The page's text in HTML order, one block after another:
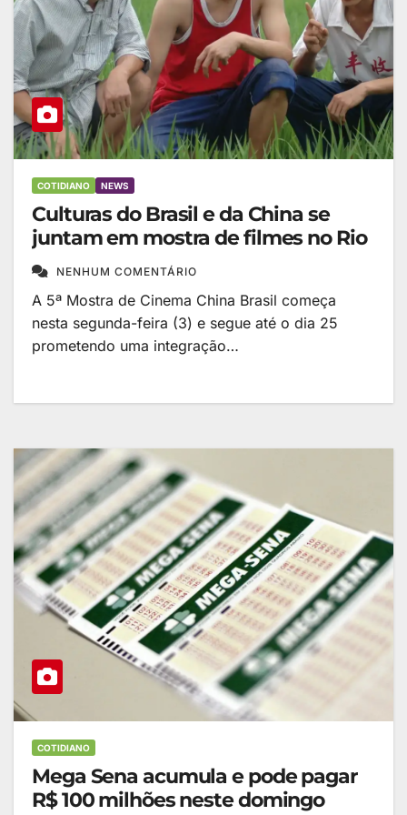
COTIDIANO NEWS
Culturas do Brasil e da China se
juntam em mostra de filmes no Rio
NENHUM COMENTÁRIO
A 5ª Mostra de Cinema China Brasil começa
nesta segunda-feira (3) e segue até o dia 25
prometendo uma integração…
COTIDIANO
Mega Sena acumula e pode pagar
R$ 100 milhões neste domingo